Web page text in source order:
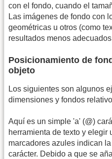
con el fondo, cuando el
Las imágenes de fondo con
geométricas u otros (como
resultados menos adecuados
Posicionamiento de
objeto
Los siguientes son algunos
dimensiones y fondos
Aquí es un simple 'a' (@)
herramienta de texto y elegir
marcadores azules indican
carácter. Debido a que se